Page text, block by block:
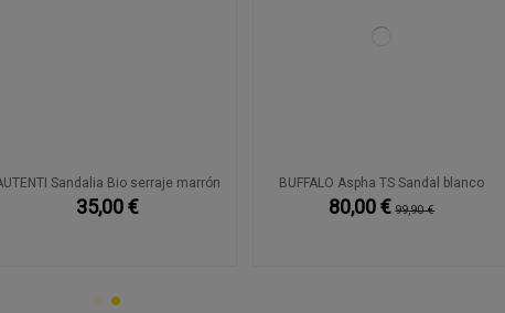
Sandalia Bio serraje marrón
35,00 €
BUFFALO Aspha TS Sandal blanco
80,00 € 99,90 €